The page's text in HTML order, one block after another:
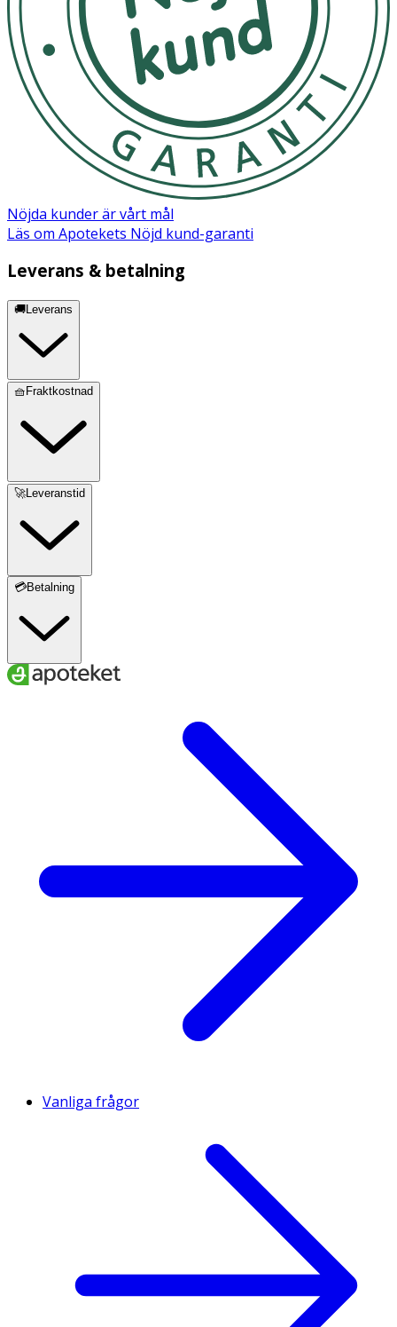
Nöjda kunder är vårt mål
Läs om Apotekets Nöjd kund-garanti
Leverans & betalning
🚚Leverans
🧺Fraktkostnad
🚀Leveranstid
💳Betalning
Vanliga frågor